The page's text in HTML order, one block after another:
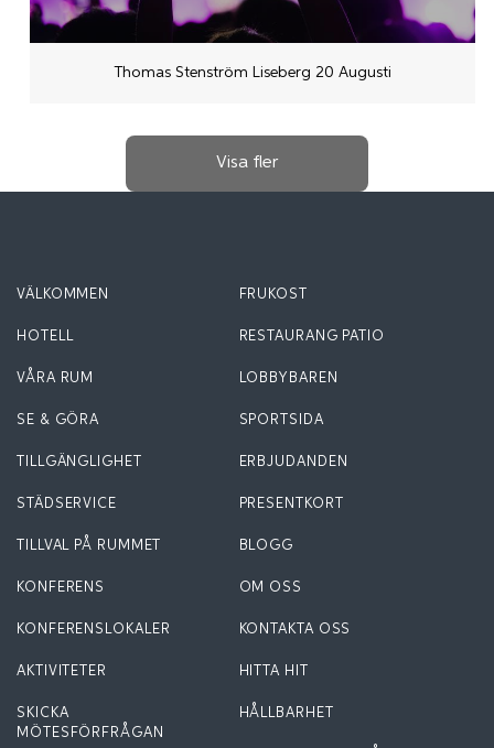
Thomas Stenström Liseberg 20 Augusti
VÄLKOMMEN
HOTELL
VÅRA RUM
SE & GÖRA
TILLGÄNGLIGHET
STÄDSERVICE
TILLVAL PÅ RUMMET
KONFERENS
KONFERENSLOKALER
AKTIVITETER
SKICKA
MÖTESFÖRFRÅGAN
FRUKOST
RESTAURANG PATIO
LOBBYBAREN
SPORTSIDA
ERBJUDANDEN
PRESENTKORT
BLOGG
OM OSS
KONTAKTA OSS
HITTA HIT
HÅLLBARHET